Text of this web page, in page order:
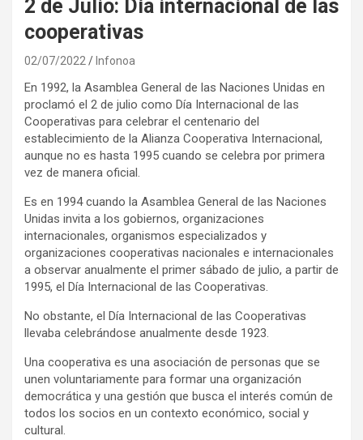
2 de Julio: Día internacional de las
cooperativas
02/07/2022 Infonoa
En 1992, la Asamblea General de las Naciones Unidas en
proclamó el 2 de julio como Día Internacional de las
Cooperativas para celebrar el centenario del
establecimiento de la Alianza Cooperativa Internacional,
aunque no es hasta 1995 cuando se celebra por primera
vez de manera oficial.
Es en 1994 cuando la Asamblea General de las Naciones
Unidas invita a los gobiernos, organizaciones
internacionales, organismos especializados y
organizaciones cooperativas nacionales e internacionales
a observar anualmente el primer sábado de julio, a partir de
1995, el Día Internacional de las Cooperativas.
No obstante, el Día Internacional de las Cooperativas
llevaba celebrándose anualmente desde 1923.
Una cooperativa es una asociación de personas que se
unen voluntariamente para formar una organización
democrática y una gestión que busca el interés común de
todos los socios en un contexto económico, social y
cultural.